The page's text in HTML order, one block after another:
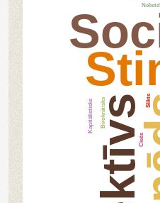
Slikts
Birokrātisks
Kapitālistisks
Ciešs